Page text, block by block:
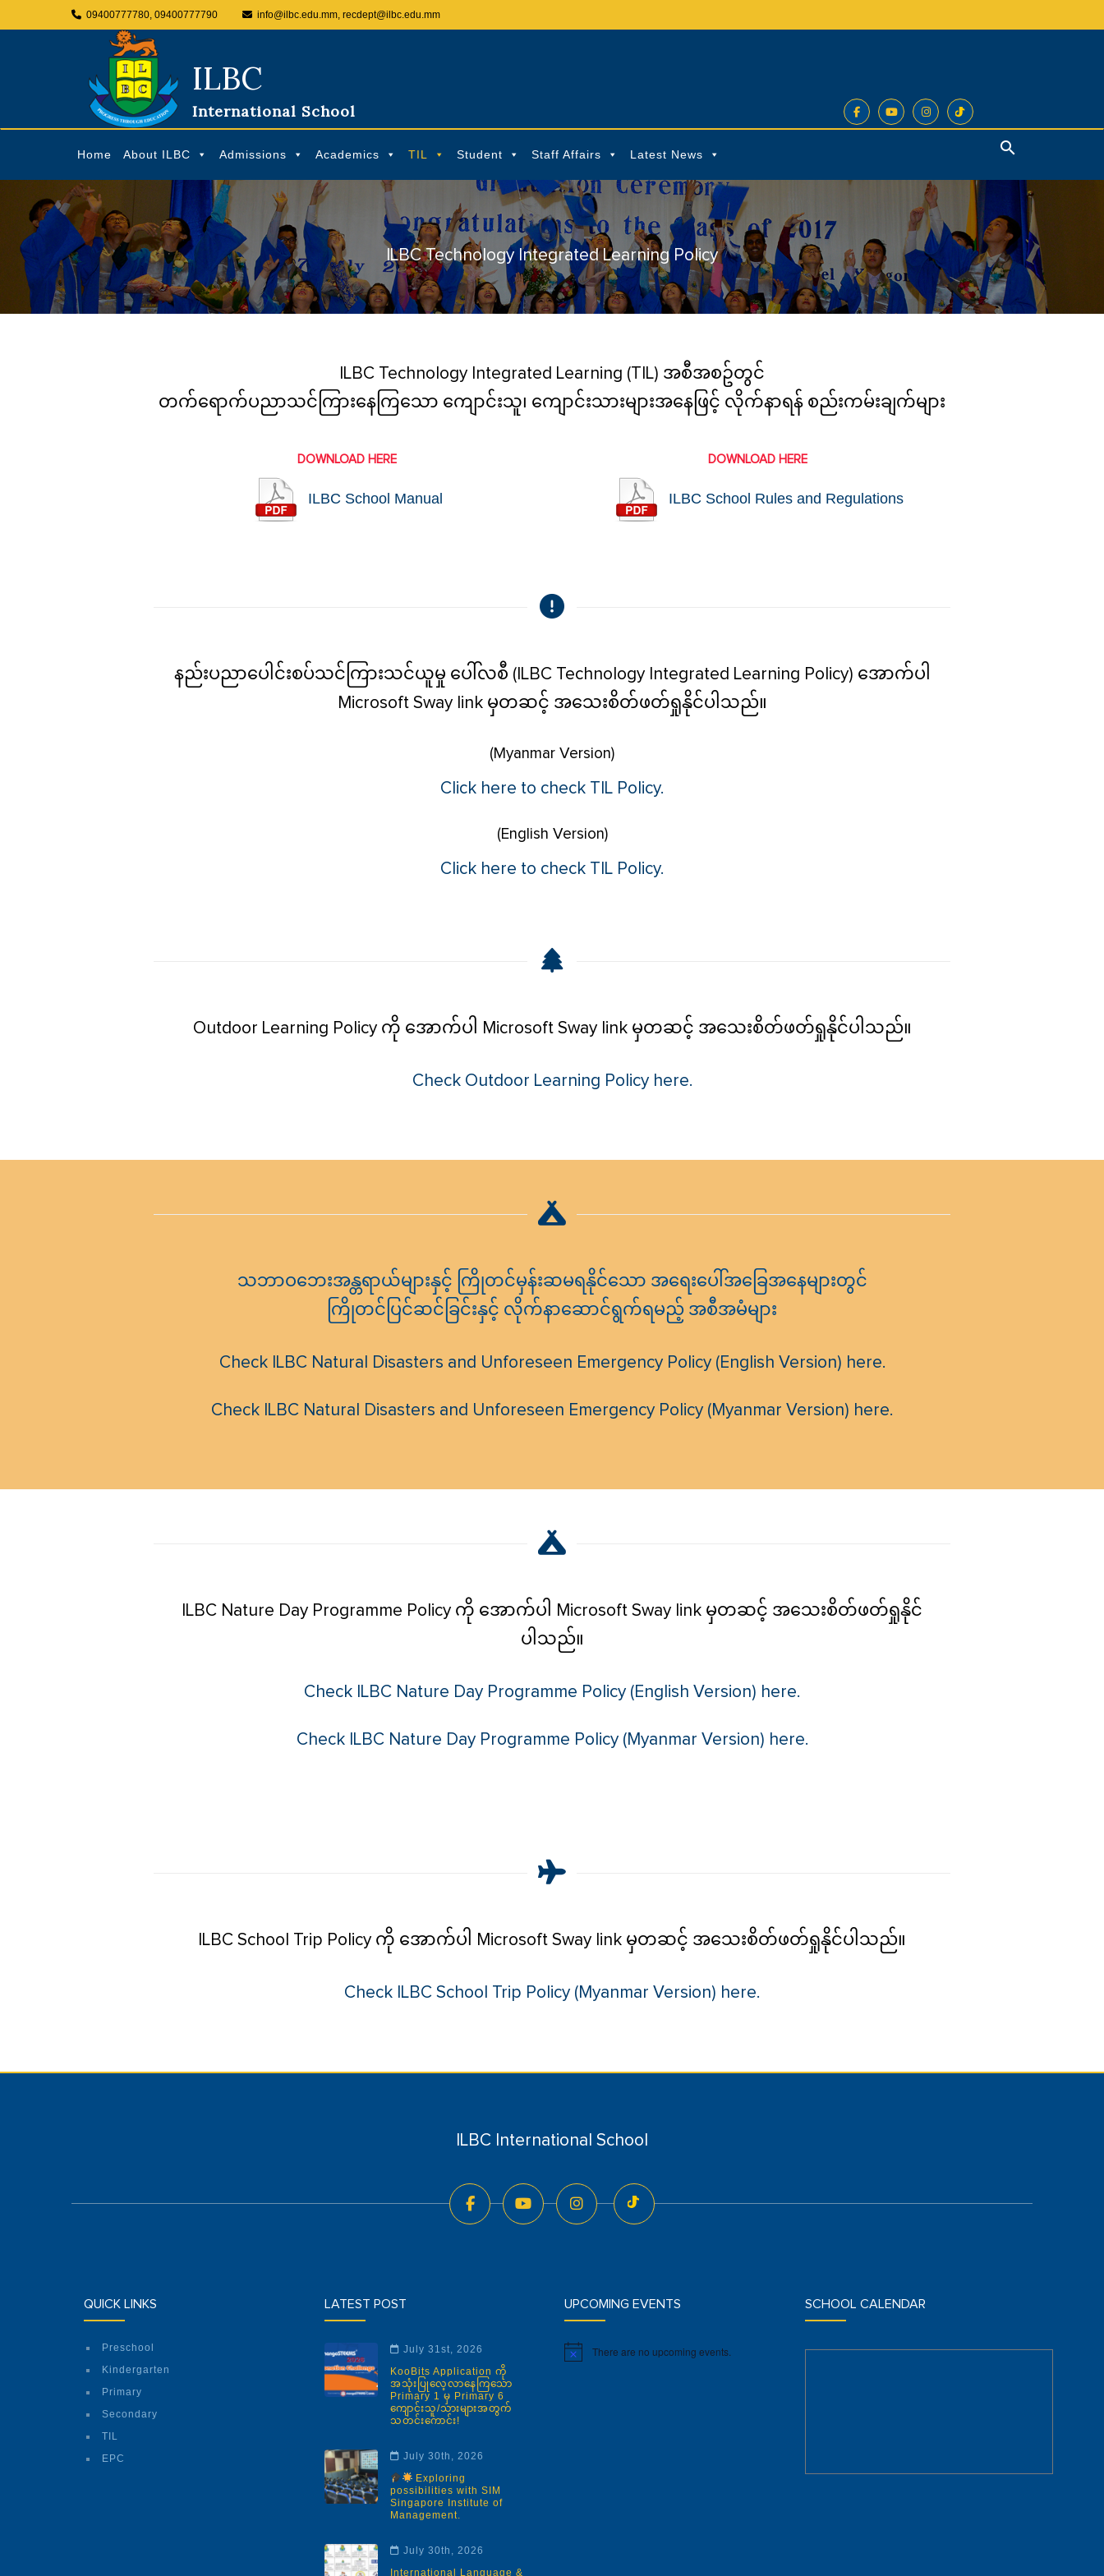
09400777780, 09400777790 info@ilbc.edu.mm, recdept@ilbc.edu.mm
ILBC
International School
Home About ILBC Admissions Academics TIL Student Staff Affairs Latest News
ILBC Technology Integrated Learning Policy
ILBC Technology Integrated Learning (TIL) အစီအစဥ်တွင်
တက်ရောက်ပညာသင်ကြားနေကြသော ကျောင်းသူ၊ ကျောင်းသားများအနေဖြင့် လိုက်နာရန် စည်းကမ်းချက်များ
DOWNLOAD HERE
ILBC School Manual
DOWNLOAD HERE
ILBC School Rules and Regulations
နည်းပညာပေါင်းစပ်သင်ကြားသင်ယူမှု ပေါ်လစီ (ILBC Technology Integrated Learning Policy) အောက်ပါ
Microsoft Sway link မှတဆင့် အသေးစိတ်ဖတ်ရှုနိုင်ပါသည်။
(Myanmar Version)
Click here to check TIL Policy.
(English Version)
Click here to check TIL Policy.
Outdoor Learning Policy ကို အောက်ပါ Microsoft Sway link မှတဆင့် အသေးစိတ်ဖတ်ရှုနိုင်ပါသည်။
Check Outdoor Learning Policy here.
သဘာဝဘေးအန္တရာယ်များနှင့် ကြိုတင်မှန်းဆမရနိုင်သော အရေးပေါ်အခြေအနေများတွင်
ကြိုတင်ပြင်ဆင်ခြင်းနှင့် လိုက်နာဆောင်ရွက်ရမည့် အစီအမံများ
Check ILBC Natural Disasters and Unforeseen Emergency Policy (English Version) here.
Check ILBC Natural Disasters and Unforeseen Emergency Policy (Myanmar Version) here.
ILBC Nature Day Programme Policy ကို အောက်ပါ Microsoft Sway link မှတဆင့် အသေးစိတ်ဖတ်ရှုနိုင်
ပါသည်။
Check ILBC Nature Day Programme Policy (English Version) here.
Check ILBC Nature Day Programme Policy (Myanmar Version) here.
ILBC School Trip Policy ကို အောက်ပါ Microsoft Sway link မှတဆင့် အသေးစိတ်ဖတ်ရှုနိုင်ပါသည်။
Check ILBC School Trip Policy (Myanmar Version) here.
ILBC International School
QUICK LINKS
Preschool
Kindergarten
Primary
Secondary
TIL
EPC
LATEST POST
July 31st, 2026
KooBits Application ကို
အသုံးပြုလေ့လာနေကြသော
Primary 1 မှ Primary 6
ကျောင်းသူ/သားများအတွက်
သတင်းကောင်း!
July 30th, 2026
Exploring
possibilities with SIM
Singapore Institute of
Management.
July 30th, 2026
International Language &
UPCOMING EVENTS
Notice There are no upcoming events.
SCHOOL CALENDAR